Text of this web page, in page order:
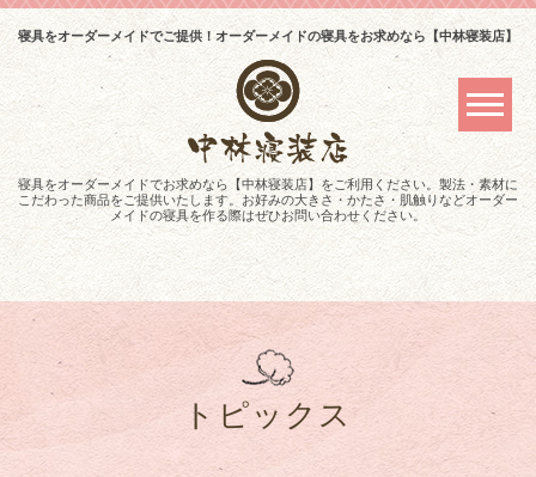
寝具をオーダーメイドでご提供！オーダーメイドの寝具をお求めなら【中林寝装店】
寝具をオーダーメイドでお求めなら【中林寝装店】をご利用ください。製法・素材に
こだわった商品をご提供いたします。お好みの大きさ・かたさ・肌触りなどオーダー
メイドの寝具を作る際はぜひお問い合わせください。
トピックス